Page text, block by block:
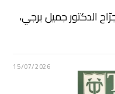
الدكتور جميل برجي،
15/07/2026